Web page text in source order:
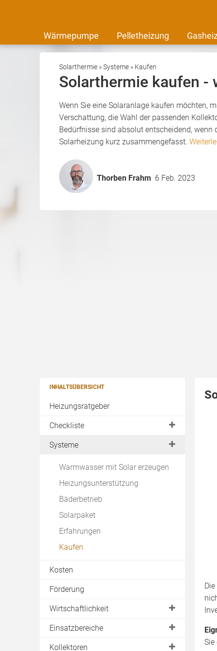
Wärmepumpe Pelletheizung
Solarthermie »Systeme » Kaufen
Solarthermie kaufen -
Wenn Sie eine Solaranlage kaufen möchten,
Verschattung, die Wahl der passenden
Bedürfnisse sind absolut entscheidend,
Solarheizung kurz zusammengefasst.
Thorben Frahm 6 Feb. 2023
INHALTSÜBERSICHT
Heizungsratgeber
Checkliste
Planung
Systeme
Warmwasser mit Solar erzeugen
Heizungsunterstützung
Bäderbetrieb
Solarpaket
Erfahrungen
Kaufen
Kosten
Förderung
Wirtschaftlichkeit
Ertrag
Dachneigung & Dachausrichtung
Einsatzbereiche
Einfamilienhaus
Kollektoren
Sie